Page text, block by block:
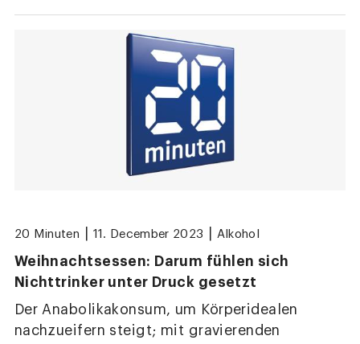
20 Minuten 11. December 2023 Alkohol
Weihnachtsessen: Darum fühlen sich
Nichttrinker unter Druck gesetzt
Der Anabolikakonsum, um Körperidealen
nachzueifern steigt; mit gravierenden